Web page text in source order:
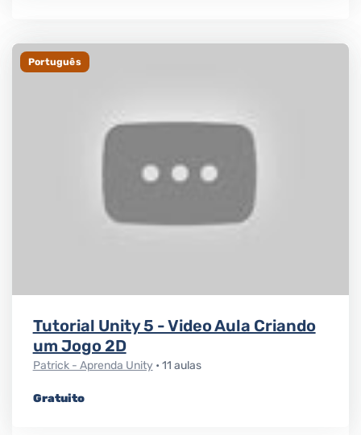
Português
Tutorial Unity 5 - Video Aula Criando
um Jogo 2D
Patrick - Aprenda Unity • 11 aulas
Gratuito